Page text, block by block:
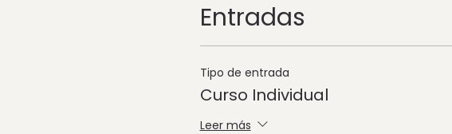
Entradas
Tipo de entrada
Curso Individual
Leer más